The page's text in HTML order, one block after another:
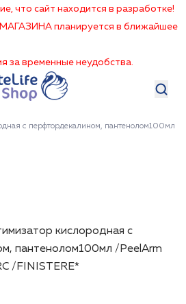
что сайт находится в разработке!
планируется в ближайшее
за временные неудобства.
с перфтордекалином, пантенолом100мл